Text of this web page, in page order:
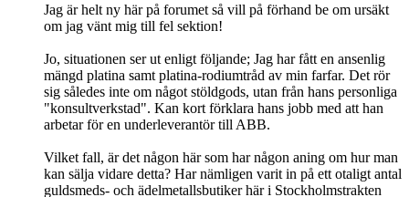
Jag är helt ny här på forumet så vill på förhand be om ursäkt
om jag vänt mig till fel sektion!
Jo, situationen ser ut enligt följande; Jag har fått en ansenlig
mängd platina samt platina-rodiumtråd av min farfar. Det rör
sig således inte om något stöldgods, utan från hans personliga
"konsultverkstad". Kan kort förklara hans jobb med att han
arbetar för en underleverantör till ABB.
Vilket fall, är det någon här som har någon aning om hur man
kan sälja vidare detta? Har nämligen varit in på ett otaligt antal
guldsmeds- och ädelmetallsbutiker här i Stockholmstrakten